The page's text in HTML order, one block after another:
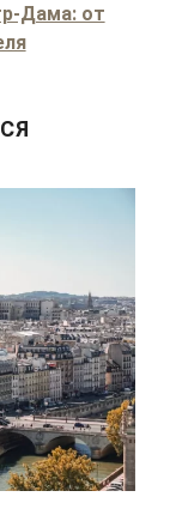
Дама: от